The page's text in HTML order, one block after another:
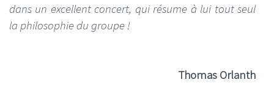
dans un excellent concert, qui résume à lui tout seul
la philosophie du groupe !
Thomas Orlanth